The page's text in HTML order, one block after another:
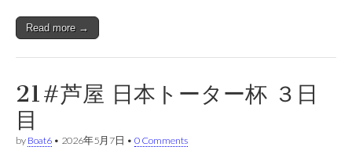
Read more →
21#芦屋 日本トーター杯 ３日
目
by Boat6 • 2026年5月7日 • 0 Comments